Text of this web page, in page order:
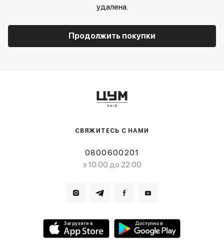
удалена.
Продолжить покупки
СВЯЖИТЕСЬ С НАМИ
0800600201
з 10:00 до 22:00
Загрузите в Доступно в